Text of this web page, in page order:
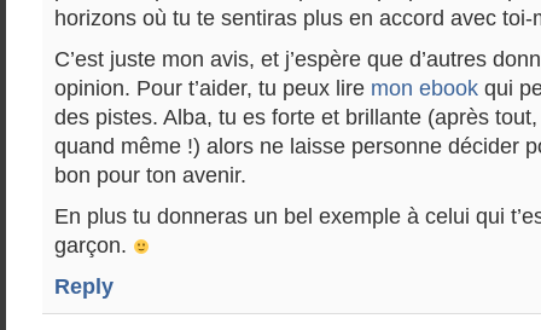
horizons où tu te sentiras plus en accord avec
C’est juste mon avis, et j’espère que d’autres
opinion. Pour t’aider, tu peux lire mon ebook qui
des pistes. Alba, tu es forte et brillante (après
quand même !) alors ne laisse personne décider
bon pour ton avenir.
En plus tu donneras un bel exemple à celui qui
garçon.
Reply